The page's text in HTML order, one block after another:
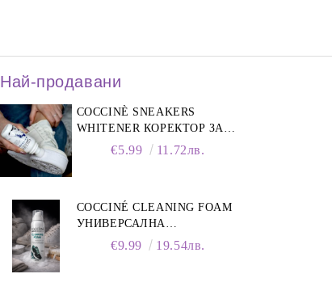
Най-продавани
COCCINÈ SNEAKERS
WHITENER КОРЕКТОР ЗА
БЕЛИ МАРАТОНКИ, 75 ML
€5.99 11.72лв.
COCCINÉ CLEANING FOAM
УНИВЕРСАЛНА
ПОЧИСТВАЩА ПЯНА ЗА
€9.99 19.54лв.